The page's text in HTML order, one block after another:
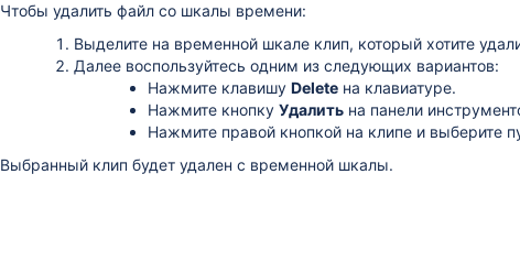
Чтобы удалить файл со шкалы времени:
Выделите на временной шкале клип, который хотите
Далее воспользуйтесь одним из следующих вариантов:
Нажмите клавишу Delete на клавиатуре.
Нажмите кнопку Удалить на панели
Нажмите правой кнопкой на клипе и выберите
Выбранный клип будет удален с временной шкалы.